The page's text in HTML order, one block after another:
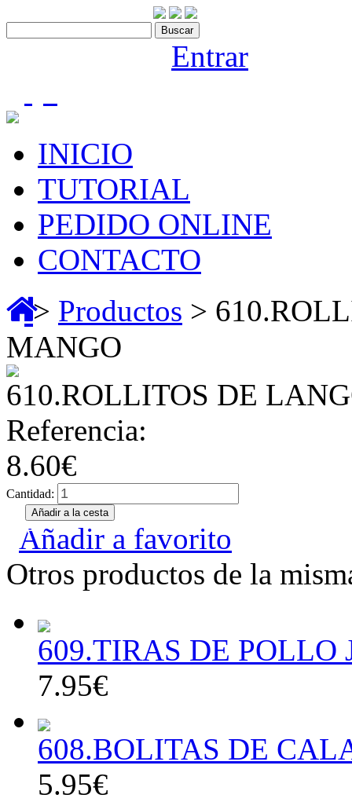
Entrar
INICIO
TUTORIAL
PEDIDO ONLINE
CONTACTO
> Productos >
MANGO
610.ROLLITOS DE
Referencia:
8.60€
Cantidad:
Añadir a favorito
Otros productos de la
609.TIRAS DE POLLO
7.95€
608.BOLITAS DE
5.95€